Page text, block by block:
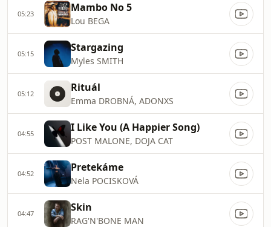
05:23 Mambo No 5
Lou BEGA
05:15 Stargazing
Myles SMITH
05:12 Rituál
Emma DROBNÁ, ADONXS
04:55 I Like You (A Happier Song)
POST MALONE, DOJA CAT
04:52 Pretekáme
Nela POCISKOVÁ
04:47 Skin
RAG'N'BONE MAN